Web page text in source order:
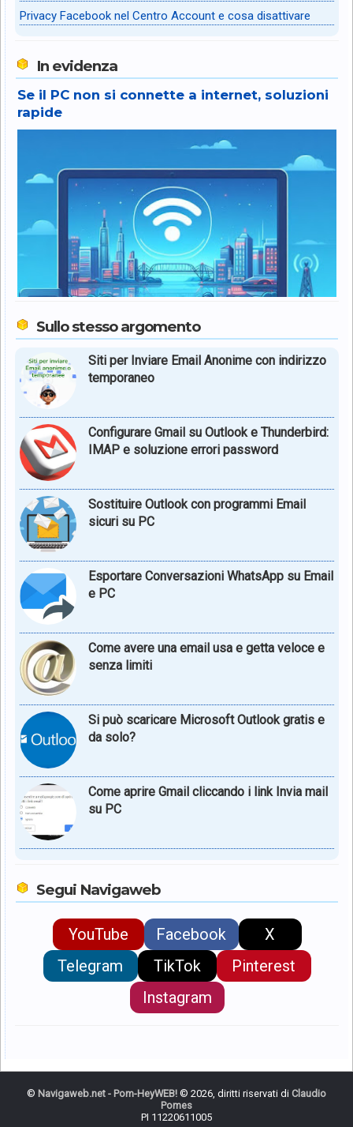
Privacy Facebook nel Centro Account e cosa disattivare
In evidenza
Se il PC non si connette a internet, soluzioni
rapide
Sullo stesso argomento
Siti per Inviare Email Anonime con indirizzo
temporaneo
Configurare Gmail su Outlook e Thunderbird:
IMAP e soluzione errori password
Sostituire Outlook con programmi Email
sicuri su PC
Esportare Conversazioni WhatsApp su Email
e PC
Come avere una email usa e getta veloce e
senza limiti
Si può scaricare Microsoft Outlook gratis e
da solo?
Come aprire Gmail cliccando i link Invia mail
su PC
Segui Navigaweb
YouTube Facebook
X
Telegram
TikTok
Pinterest
Instagram
© Navigaweb.net - Pom-HeyWEB! © 2026, diritti riservati di Claudio
Pomes
PI 11220611005